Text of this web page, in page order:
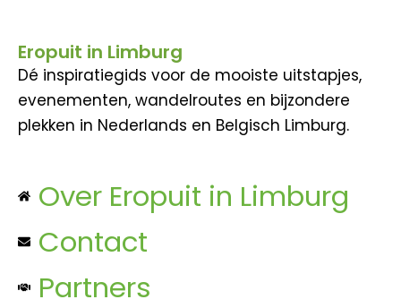
Eropuit in Limburg
Dé inspiratiegids voor de mooiste uitstapjes,
evenementen, wandelroutes en bijzondere
plekken in Nederlands en Belgisch Limburg.
Over Eropuit in Limburg
Contact
Partners